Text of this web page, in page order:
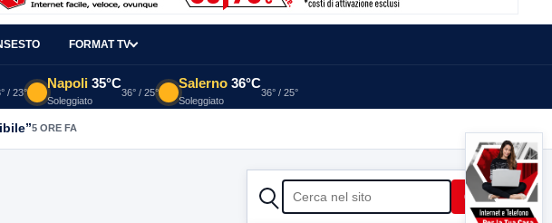
FORMAT TV
/ 23°
Napoli 35°C
Soleggiato
36° / 25°
Salerno 36°C
Soleggiato
36° / 25°
5 ORE FA
CERCA Cerca